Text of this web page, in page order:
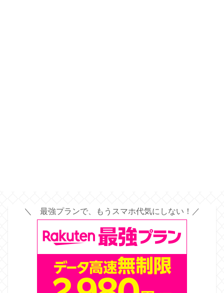
＼ 最強プランで、もうスマホ代気にしない！／